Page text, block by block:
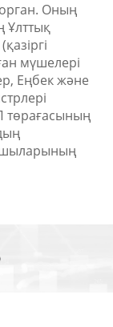
Оның
Ұлттық
мүшелері
Еңбек және
төрағасының